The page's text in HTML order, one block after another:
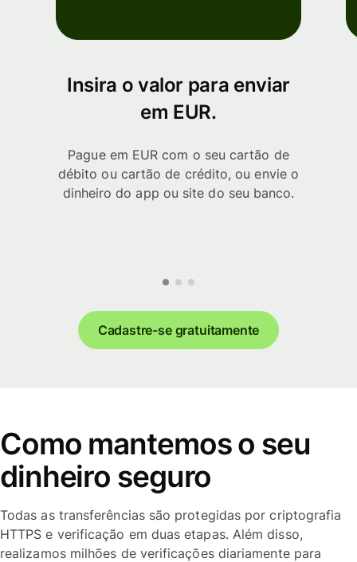
Insira o valor para enviar
em EUR.
Pague em EUR com o seu cartão de
débito ou cartão de crédito, ou envie o
dinheiro do app ou site do seu banco.
Cadastre-se gratuitamente
Como mantemos o seu
dinheiro seguro
Todas as transferências são protegidas por criptografia
HTTPS e verificação em duas etapas. Além disso,
realizamos milhões de verificações diariamente para